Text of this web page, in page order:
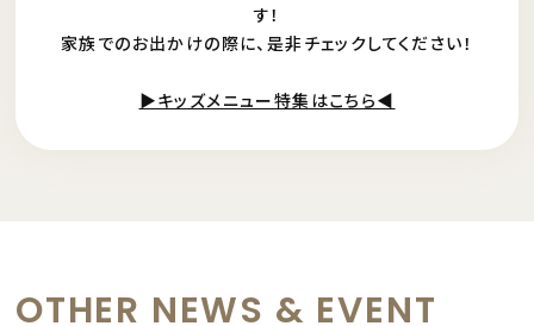
す！
家族でのお出かけの際に、是非チェックしてください！
▶キッズメニュー特集はこちら◀
OTHER NEWS & EVENT